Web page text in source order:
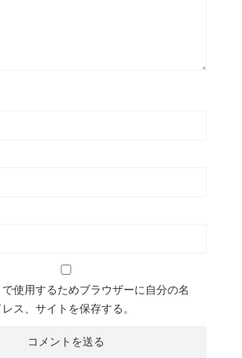
使用するためブラウザーに自分の名
ス、サイトを保存する。